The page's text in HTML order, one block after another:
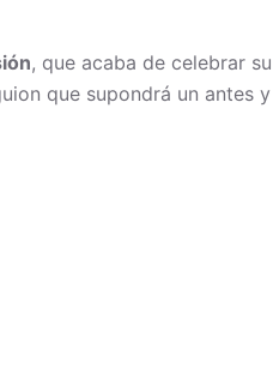
, que acaba de celebrar
que supondrá un antes